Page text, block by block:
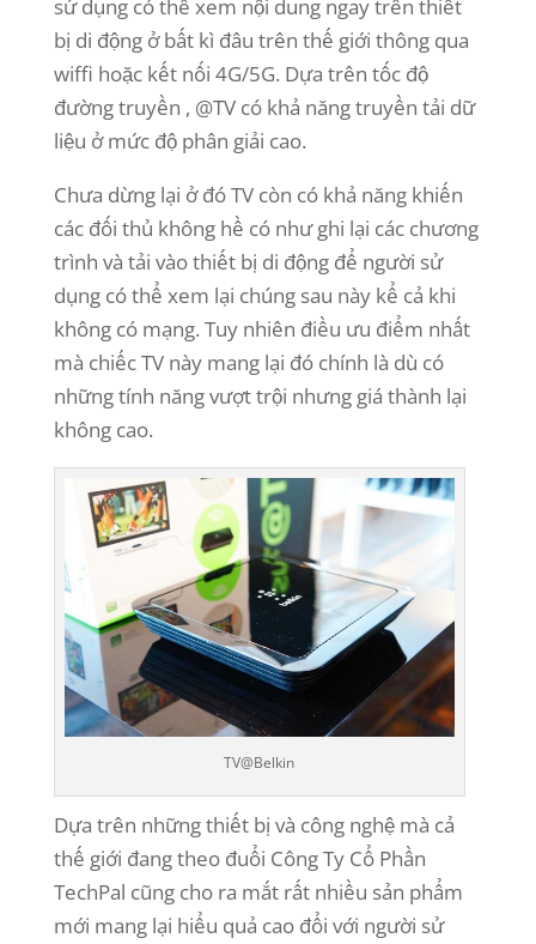
sử dụng có thể xem nội dung ngay trên thiết
bị di động ở bất kì đâu trên thế giới thông qua
wiffi hoặc kết nối 4G/5G. Dựa trên tốc độ
đường truyền , @TV có khả năng truyền tải dữ
liệu ở mức độ phân giải cao.
Chưa dừng lại ở đó TV còn có khả năng khiến
các đối thủ không hề có như ghi lại các chương
trình và tải vào thiết bị di động để người sử
dụng có thể xem lại chúng sau này kể cả khi
không có mạng. Tuy nhiên điều ưu điểm nhất
mà chiếc TV này mang lại đó chính là dù có
những tính năng vượt trội nhưng giá thành lại
không cao.
TV@Belkin
Dựa trên những thiết bị và công nghệ mà cả
thế giới đang theo đuổi Công Ty Cổ Phần
TechPal cũng cho ra mắt rất nhiều sản phẩm
mới mang lại hiểu quả cao đổi với người sử